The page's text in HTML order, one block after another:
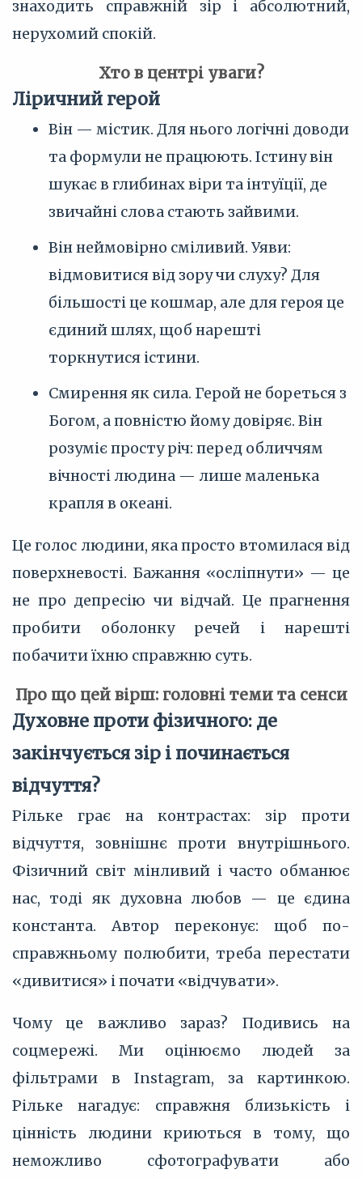
знаходить справжній зір і абсолютний,
нерухомий спокій.
Хто в центрі уваги?
Ліричний герой
Він — містик. Для нього логічні доводи
та формули не працюють. Істину він
шукає в глибинах віри та інтуїції, де
звичайні слова стають зайвими.
Він неймовірно сміливий. Уяви:
відмовитися від зору чи слуху? Для
більшості це кошмар, але для героя це
єдиний шлях, щоб нарешті
торкнутися істини.
Смирення як сила. Герой не бореться з
Богом, а повністю йому довіряє. Він
розуміє просту річ: перед обличчям
вічності людина — лише маленька
крапля в океані.
Це голос людини, яка просто втомилася від
поверхневості. Бажання «осліпнути» — це
не про депресію чи відчай. Це прагнення
пробити оболонку речей і нарешті
побачити їхню справжню суть.
Про що цей вірш: головні теми та сенси
Духовне проти фізичного: де
закінчується зір і починається
відчуття?
Рільке грає на контрастах: зір проти
відчуття, зовнішнє проти внутрішнього.
Фізичний світ мінливий і часто обманює
нас, тоді як духовна любов — це єдина
константа. Автор переконує: щоб по-
справжньому полюбити, треба перестати
«дивитися» і почати «відчувати».
Чому це важливо зараз? Подивись на
соцмережі. Ми оцінюємо людей за
фільтрами в Instagram, за картинкою.
Рільке нагадує: справжня близькість і
цінність людини криються в тому, що
неможливо сфотографувати або